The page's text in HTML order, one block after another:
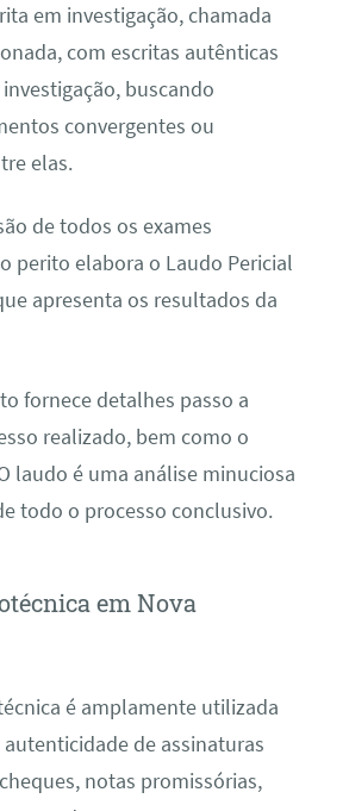
em investigação, chamada
com escritas autênticas
buscando
convergentes ou
elas.
de todos os exames
perito elabora o Laudo Pericial
apresenta os resultados da
fornece detalhes passo a
realizado, bem como o
laudo é uma análise minuciosa
todo o processo conclusivo.
em Nova
é amplamente utilizada
autenticidade de assinaturas
notas promissórias,